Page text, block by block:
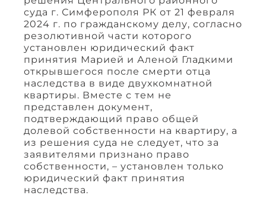
суда г. Симферополя РК от 21 февраля
2024 г. по гражданскому делу, согласно
резолютивной части которого
установлен юридический факт
принятия Марией и Аленой Гладкими
открывшегося после смерти отца
наследства в виде двухкомнатной
квартиры. Вместе с тем не
представлен документ,
подтверждающий право общей
долевой собственности на квартиру, а
из решения суда не следует, что за
заявителями признано право
собственности, – установлен только
юридический факт принятия
наследства.